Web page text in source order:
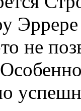
Эррере
не